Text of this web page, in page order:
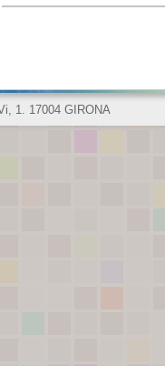
1. 17004 GIRONA